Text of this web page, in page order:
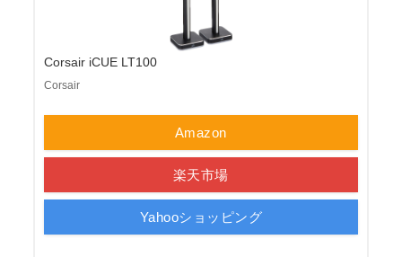
Corsair iCUE LT100
Corsair
Amazon
楽天市場
Yahooショッピング